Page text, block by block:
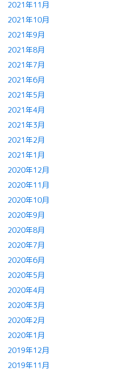
2021年11月
2021年10月
2021年9月
2021年8月
2021年7月
2021年6月
2021年5月
2021年4月
2021年3月
2021年2月
2021年1月
2020年12月
2020年11月
2020年10月
2020年9月
2020年8月
2020年7月
2020年6月
2020年5月
2020年4月
2020年3月
2020年2月
2020年1月
2019年12月
2019年11月